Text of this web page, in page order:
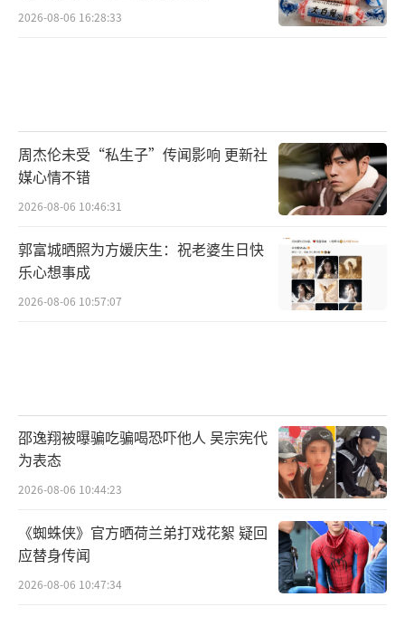
2026-08-06 16:28:33
周杰伦未受“私生子”传闻影响 更新社
媒心情不错
2026-08-06 10:46:31
郭富城晒照为方媛庆生：祝老婆生日快
乐心想事成
2026-08-06 10:57:07
邵逸翔被曝骗吃骗喝恐吓他人 吴宗宪代
为表态
2026-08-06 10:44:23
《蜘蛛侠》官方晒荷兰弟打戏花絮 疑回
应替身传闻
2026-08-06 10:47:34